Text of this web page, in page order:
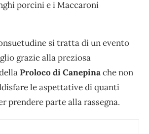
porcini e i Maccaroni
si tratta di un evento
grazie alla preziosa
Proloco di Canepinache non
le aspettative di quanti
prendere parte alla rassegna.